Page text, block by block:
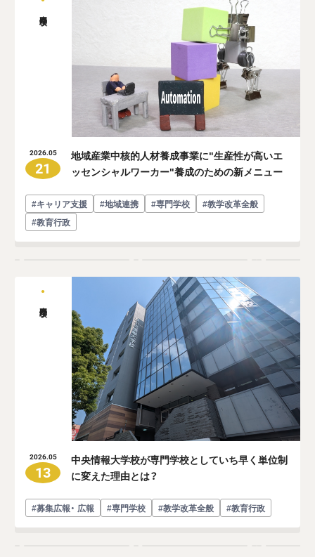
2026.05
21
地域産業中核的人材養成事業に"生産性が高いエ
ッセンシャルワーカー"養成のための新メニュー
#キャリア支援 #地域連携 #専門学校
#教学改革全般
#教育行政
2026.05
13
中央情報大学校が専門学校としていち早く単位制
に変えた理由とは？
#募集広報・ 広報 #専門学校 #教学改革全般 #教育行政